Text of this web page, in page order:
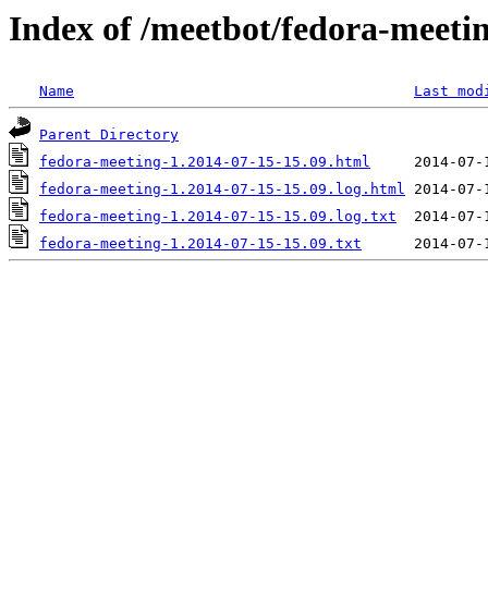
Index of /meetbot/fedora-
Name Last
Parent Directory
fedora-meeting-1.2014-07-15-15.09.html
fedora-meeting-1.2014-07-15-15.09.log.html
fedora-meeting-1.2014-07-15-15.09.log.txt
fedora-meeting-1.2014-07-15-15.09.txt